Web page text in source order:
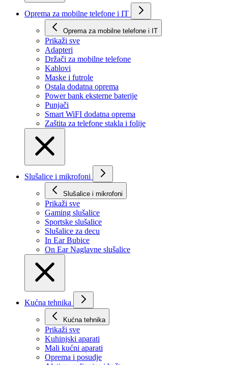
Oprema za mobilne telefone i IT
Oprema za mobilne telefone i IT
Prikaži svе
Adapteri
Držači za mobilne telefone
Kablovi
Maske i futrole
Ostala dodatna oprema
Power bank eksterne baterije
Punjači
Smart WiFI dodatna oprema
Zaštita za telefone stakla i folije
Slušalice i mikrofoni
Slušalice i mikrofoni
Prikaži svе
Gaming slušalice
Sportske slušalice
Slušalice za decu
In Ear Bubice
On Ear Naglavne slušalice
Kućna tehnika
Kućna tehnika
Prikaži svе
Kuhinjski aparati
Mali kućni aparati
Oprema i posudje